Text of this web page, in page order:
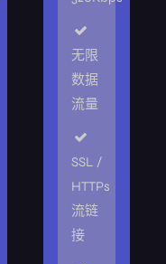
无限
数据
流量
SSL /
HTTPs
流链
接